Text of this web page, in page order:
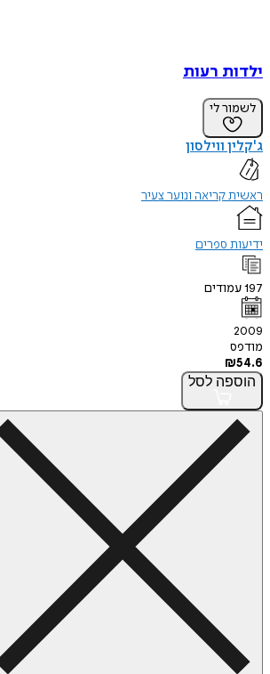
ילדות רעות
לשמור לי
ג'קלין ווילסון
ראשית קריאה ונוער צעיר
ידיעות ספרים
197עמודים
2009
מודפס
₪54.6
הוספה לסל